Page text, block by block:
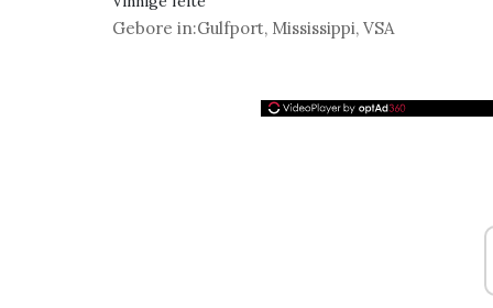
Gebore in:Gulfport, Mississippi, VSA